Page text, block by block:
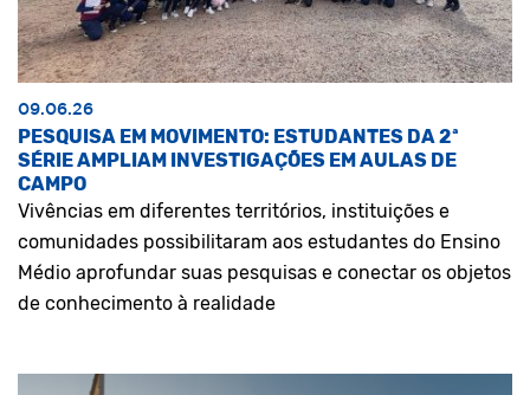
09.06.26
PESQUISA EM MOVIMENTO: ESTUDANTES DA 2ª
SÉRIE AMPLIAM INVESTIGAÇÕES EM AULAS DE
CAMPO
Vivências em diferentes territórios, instituições e
comunidades possibilitaram aos estudantes do Ensino
Médio aprofundar suas pesquisas e conectar os objetos
de conhecimento à realidade